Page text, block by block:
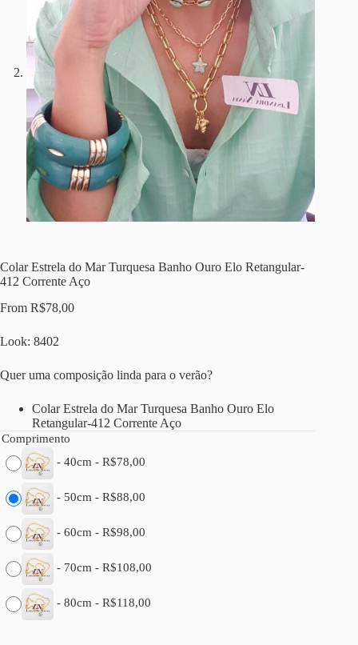
Colar Estrela do Mar Turquesa Banho Ouro Elo Retangular-
412 Corrente Aço
From R$78,00
Look: 8402
Quer uma composição linda para o verão?
Colar Estrela do Mar Turquesa Banho Ouro Elo
Retangular-412 Corrente Aço
Comprimento
- 40cm - R$78,00
- 50cm - R$88,00
- 60cm - R$98,00
- 70cm - R$108,00
- 80cm - R$118,00